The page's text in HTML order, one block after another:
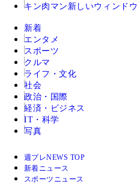
キン肉マン 新しいウィンド
新着
エンタメ
スポーツ
クルマ
ライフ・文化
社会
政治・国際
経済・ビジネス
IT・科学
写真
週プレNEWS TOP
新着ニュース
スポーツニュース